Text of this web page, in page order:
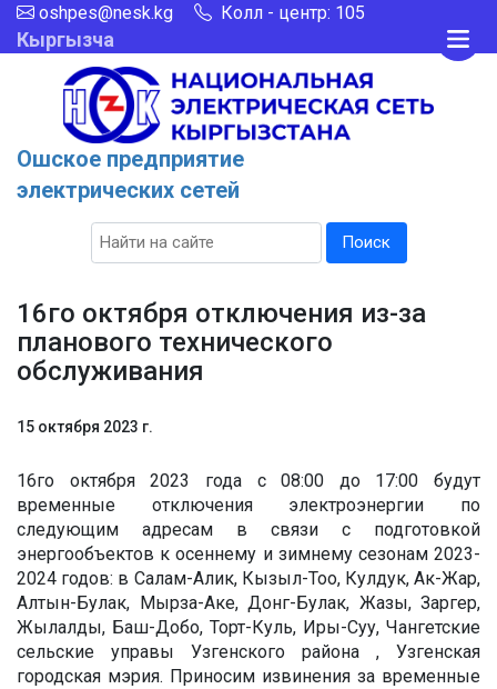
oshpes@nesk.kg Колл - центр: 105
Кыргызча
Ошское предприятие
электрических сетей
Поиск
16го октября отключения из-за
планового технического
обслуживания
15 октября 2023 г.
16го октября 2023 года с 08:00 до 17:00 будут
временные отключения электроэнергии по
следующим адресам в связи с подготовкой
энергообъектов к осеннему и зимнему сезонам 2023-
2024 годов: в Салам-Алик, Кызыл-Тоо, Кулдук, Ак-Жар,
Алтын-Булак, Мырза-Аке, Донг-Булак, Жазы, Заргер,
Жылалды, Баш-Добо, Торт-Куль, Иры-Суу, Чангетские
сельские управы Узгенского района , Узгенская
городская мэрия. Приносим извинения за временные